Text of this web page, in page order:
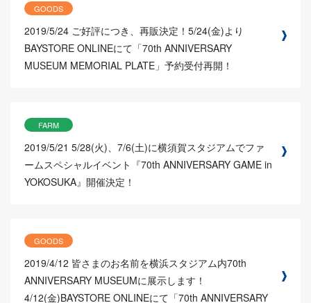
GOODS
2019/5/24 ご好評につき、再販決定！5/24(金)より
BAYSTORE ONLINEにて「70th ANNIVERSARY
MUSEUM MEMORIAL PLATE」予約受付再開！
FARM
2019/5/21 5/28(火)、7/6(土)に横須賀スタジアムでファ
ームスペシャルイベント『70th ANNIVERSARY GAME in
YOKOSUKA』開催決定！
GOODS
2019/4/12 皆さまのお名前を横浜スタジアム内70th
ANNIVERSARY MUSEUMに展示します！
4/12(金)BAYSTORE ONLINEにて「70th ANNIVERSARY